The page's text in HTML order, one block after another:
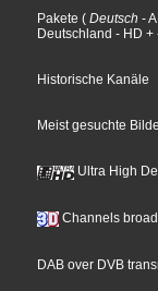
Pakete ( Deutsch -
Deutschland - HD +
Historische Kanäle
Meist gesuchte
Ultra High
Channels
DAB over DVB